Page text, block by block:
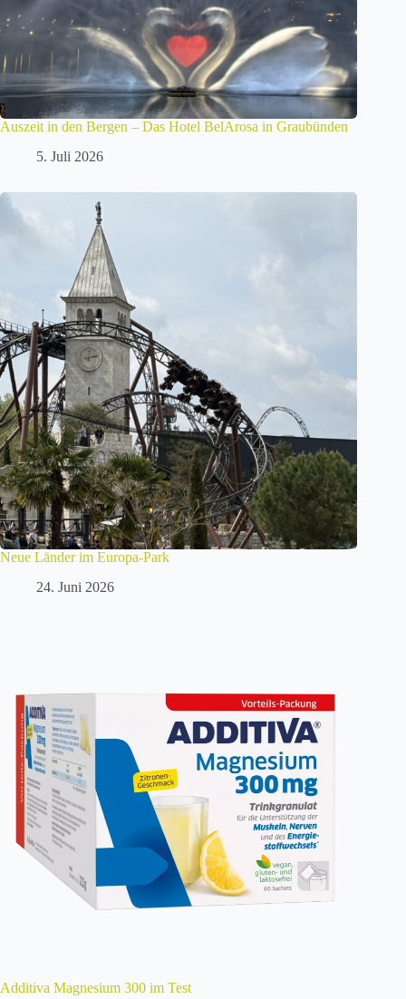
Auszeit in den Bergen – Das Hotel BelArosa in Graubünden
5. Juli 2026
Neue Länder im Europa-Park
24. Juni 2026
Additiva Magnesium 300 im Test